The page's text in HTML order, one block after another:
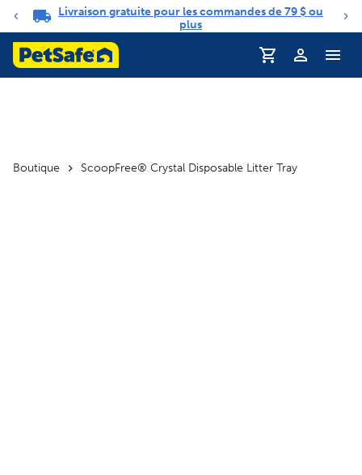
Carrousel de notifications
Livraison gratuite pour les commandes de 79 $ ou
plus
Profil
Boutique ScoopFree® Crystal Disposable Litter Tray